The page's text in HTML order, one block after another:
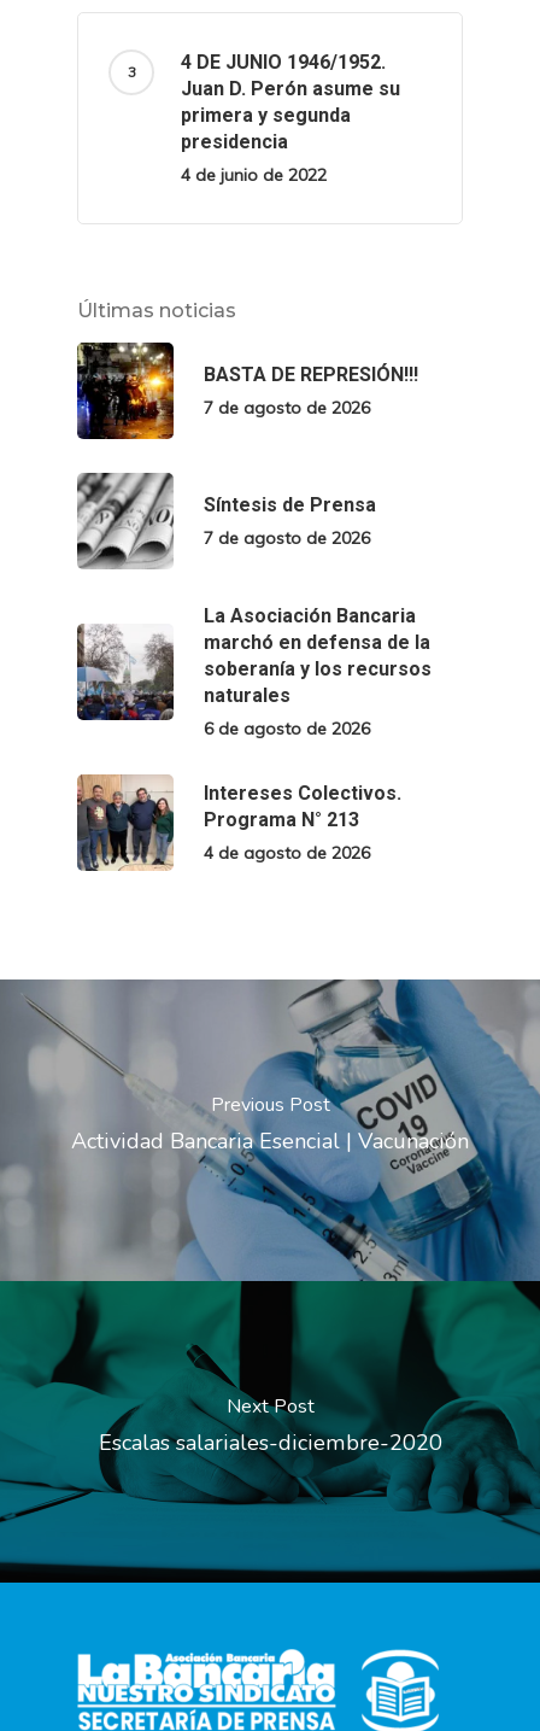
4 DE JUNIO 1946/1952.
Juan D. Perón asume su
primera y segunda
presidencia
4 de junio de 2022
Últimas noticias
BASTA DE REPRESIÓN!!!
7 de agosto de 2026
Síntesis de Prensa
7 de agosto de 2026
La Asociación Bancaria
marchó en defensa de la
soberanía y los recursos
naturales
6 de agosto de 2026
Intereses Colectivos.
Programa N° 213
4 de agosto de 2026
Previous Post
Actividad Bancaria Esencial | Vacunación
Next Post
Escalas salariales-diciembre-2020